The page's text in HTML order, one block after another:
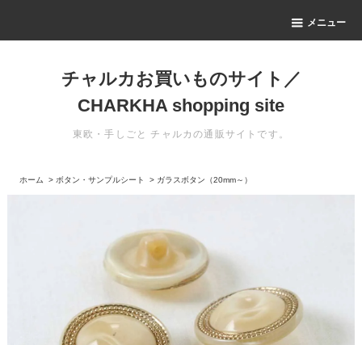
メニュー
チャルカお買いものサイト／
CHARKHA shopping site
東欧・手しごと チャルカの通販サイトです。
ホーム > ボタン・サンプルシート > ガラスボタン（20mm～）